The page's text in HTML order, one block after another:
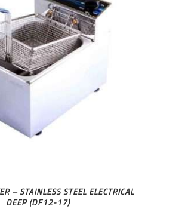
– STAINLESS STEEL ELECTRICAL
DEEP (DF12-17)